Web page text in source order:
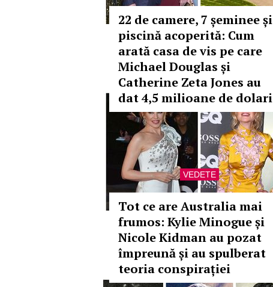
22 de camere, 7 șeminee și
piscină acoperită: Cum
arată casa de vis pe care
Michael Douglas și
Catherine Zeta Jones au
dat 4,5 milioane de dolari
VEDETE
Tot ce are Australia mai
frumos: Kylie Minogue și
Nicole Kidman au pozat
împreună și au spulberat
teoria conspirației